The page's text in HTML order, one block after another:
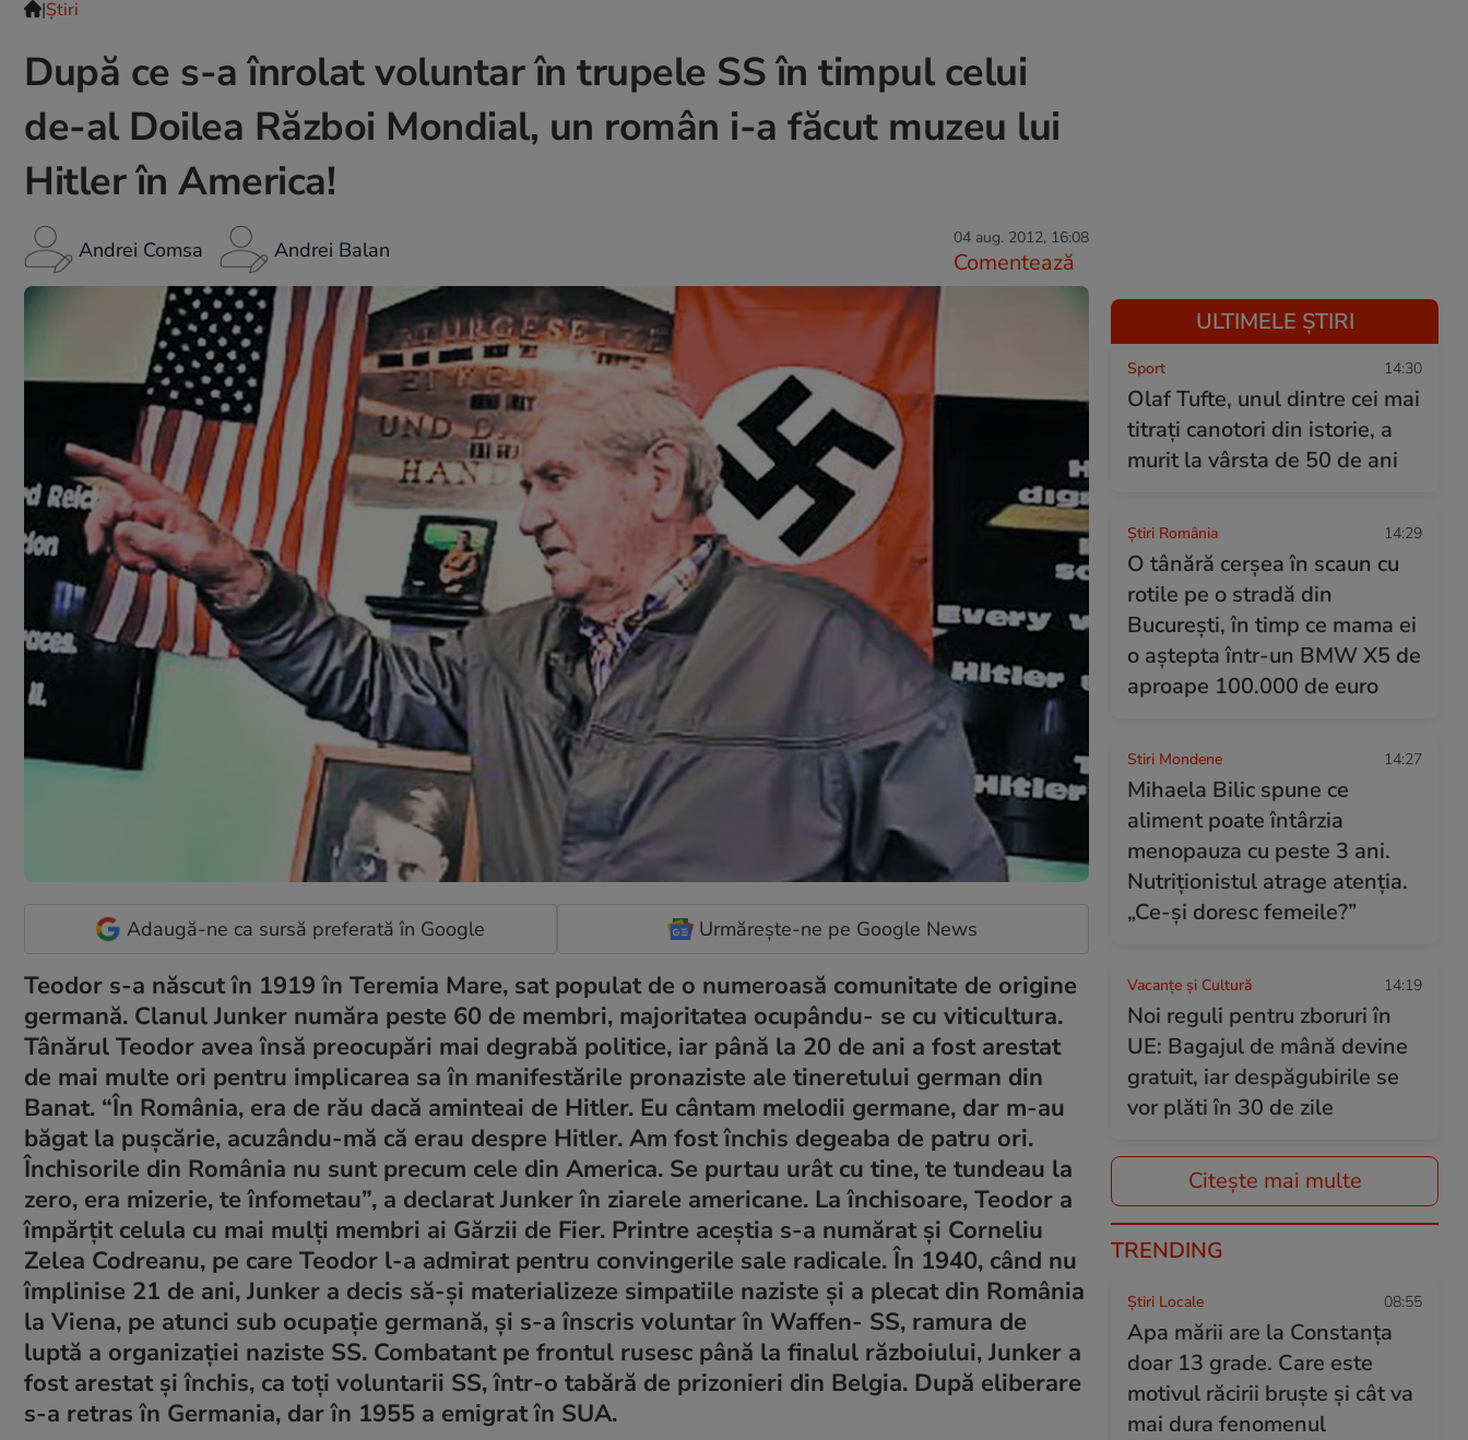
|Ştiri
După ce s-a înrolat voluntar în trupele SS în timpul celui
de-al Doilea Război Mondial, un român i-a făcut muzeu lui
Hitler în America!
Andrei Comsa Andrei Balan 04 aug. 2012, 16:08
Comentează
Adaugă-ne ca sursă preferată în Google Urmărește-ne pe Google News
Teodor s-a născut în 1919 în Teremia Mare, sat populat de o numeroasă comunitate de origine
germană. Clanul Junker număra peste 60 de membri, majoritatea ocupându- se cu viticultura.
Tânărul Teodor avea însă preocupări mai degrabă politice, iar până la 20 de ani a fost arestat
de mai multe ori pentru implicarea sa în manifestările pronaziste ale tineretului german din
Banat. “În România, era de rău dacă aminteai de Hitler. Eu cântam melodii germane, dar m-au
băgat la puşcărie, acuzându-mă că erau despre Hitler. Am fost închis degeaba de patru ori.
Închisorile din România nu sunt precum cele din America. Se purtau urât cu tine, te tundeau la
zero, era mizerie, te înfometau”, a declarat Junker în ziarele americane. La închisoare, Teodor a
împărțit celula cu mai mulți membri ai Gărzii de Fier. Printre aceştia s-a numărat şi Corneliu
Zelea Codreanu, pe care Teodor l-a admirat pentru convingerile sale radicale. În 1940, când nu
împlinise 21 de ani, Junker a decis să-şi materializeze simpatiile naziste şi a plecat din România
la Viena, pe atunci sub ocupație germană, şi s-a înscris voluntar în Waffen- SS, ramura de
luptă a organizației naziste SS. Combatant pe frontul rusesc până la finalul războiului, Junker a
fost arestat şi închis, ca toți voluntarii SS, într-o tabără de prizonieri din Belgia. După eliberare
s-a retras în Germania, dar în 1955 a emigrat în SUA.
ULTIMELE ȘTIRI
Sport 14:30
Olaf Tufte, unul dintre cei mai
titrați canotori din istorie, a
murit la vârsta de 50 de ani
Știri România 14:29
O tânără cerșea în scaun cu
rotile pe o stradă din
București, în timp ce mama ei
o aștepta într-un BMW X5 de
aproape 100.000 de euro
Stiri Mondene 14:27
Mihaela Bilic spune ce
aliment poate întârzia
menopauza cu peste 3 ani.
Nutriționistul atrage atenția.
„Ce-și doresc femeile?”
Vacanțe și Cultură 14:19
Noi reguli pentru zboruri în
UE: Bagajul de mână devine
gratuit, iar despăgubirile se
vor plăti în 30 de zile
Citește mai multe
TRENDING
Știri Locale 08:55
Apa mării are la Constanța
doar 13 grade. Care este
motivul răcirii bruște și cât va
mai dura fenomenul